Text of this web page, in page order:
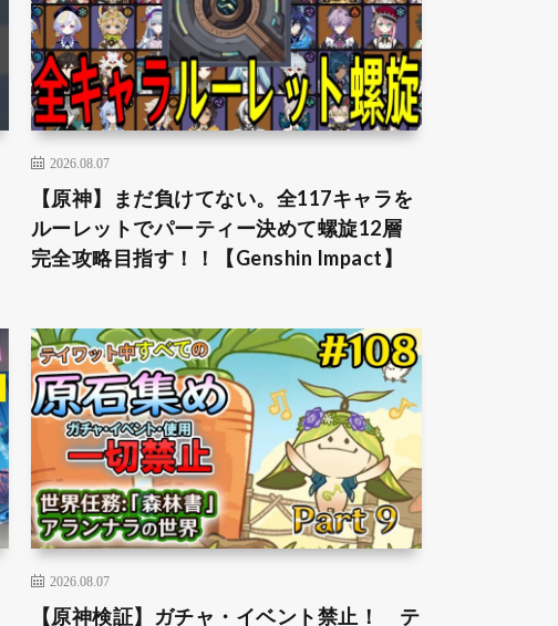
2026.08.07
【原神】まだ負けてない。全117キャラを
ルーレットでパーティー決めて螺旋12層
完全攻略目指す！！【Genshin Impact】
2026.08.07
【原神検証】ガチャ・イベント禁止！ テ